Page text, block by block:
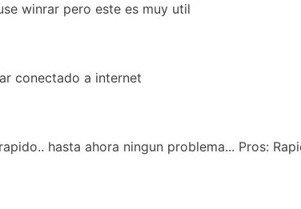
winrar pero este es muy util
conectado a internet
hasta ahora ningun problema... Pros: